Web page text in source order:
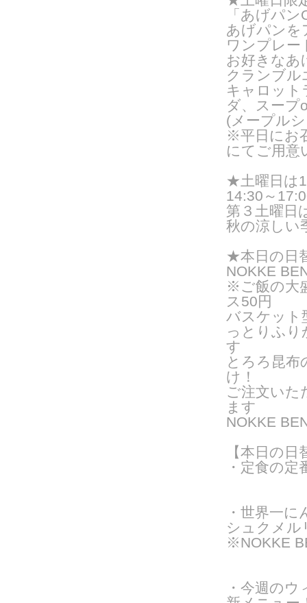
「あげパ
あげパンを
ワンプレー
お好きなあ
クランブル
キャロット
ダ、スープ
(メープル
※平日にお
にてご用意
★土曜日は
14:30～
第３土曜日
秋の涼しい
★本日の日
NOKKE
※ご飯の大
ス50円
バスケット
っとりふり
す
とろろ昆布
け！
ご注文いた
ま す
NOKKE
【本日の
・定食の
・世界一
シュクメル
※NOKKE
・今週の